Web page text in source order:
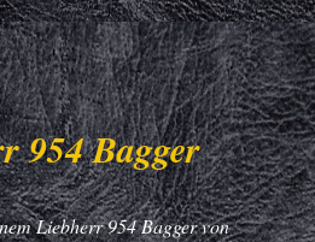
954 Bagger
Liebherr 954 Bagger von